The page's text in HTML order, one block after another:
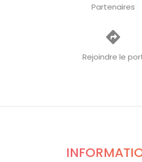
Partenaires
Rejoindre le